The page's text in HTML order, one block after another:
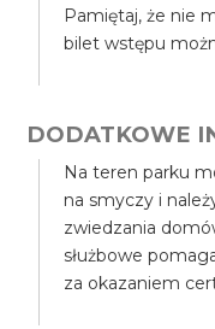
Pamiętaj, że nie
bilet wstępu
DODATKOWE
Na teren parku
na smyczy i
zwiedzania
służbowe
za okazaniem